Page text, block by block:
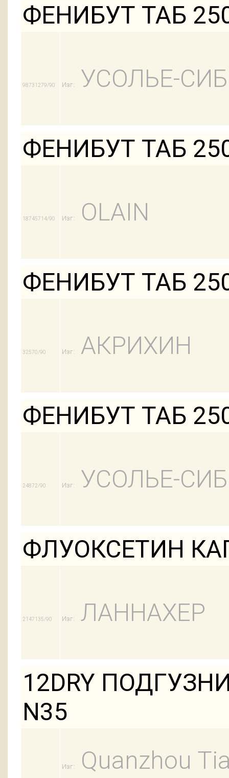
ФЕНИБУТ ТАБ
98731279/90 Изг: УСОЛЬЕ-
ФЕНИБУТ ТАБ
18745714/90 Изг: OLAIN
ФЕНИБУТ ТАБ
32570/90 Изг: АКРИХИН
ФЕНИБУТ ТАБ
24872/90 Изг: УСОЛЬЕ-
ФЛУОКСЕТИН
2147135/90 Изг: ЛАННАХЕР
12DRY
N35
Изг:
Quanzhou